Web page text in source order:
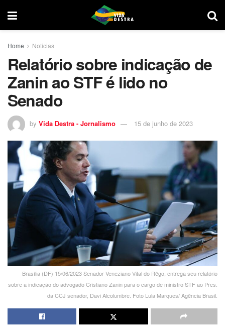
Home Noticias
Relatório sobre indicação de
Zanin ao STF é lido no
Senado
by Vida Destra - Jornalismo 15 de junho de 2023
Brasília (DF) 15/06/2023 Senador Veneziano Vital do Rêgo, entrega seu relatório
sobre a indicação do advogado Cristiano Zanin para o cargo de ministro STF ao Pres.
da CCJ senador, Davi Alcolumbre. Foto Lula Marques/ Agência Brasil.